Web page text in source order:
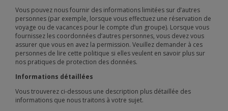
Vous pouvez nous fournir des informations limitées sur d’autres
personnes (par exemple, lorsque vous effectuez une réservation de
voyage ou de vacances pour le compte d’un groupe). Lorsque vous
fournissez les coordonnées d’autres personnes, vous devez vous
assurer que vous en avez la permission. Veuillez demander à ces
personnes de lire cette politique si elles veulent en savoir plus sur
nos pratiques de protection des données.
Informations détaillées
Vous trouverez ci-dessous une description plus détaillée des
informations que nous traitons à votre sujet.